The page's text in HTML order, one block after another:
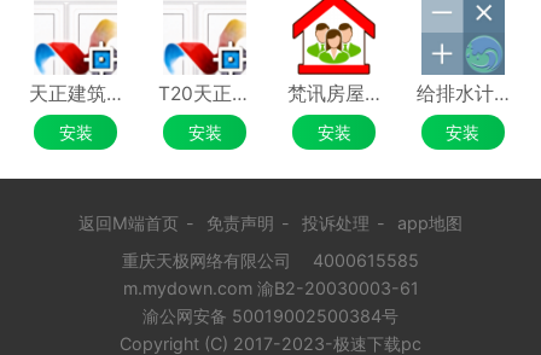
天正建筑TArch
安装
T20天正暖通软件
安装
梵讯房屋管理系统
安装
给排水计算器
安装
返回M端首页 - 免责声明 - 投诉处理 -
app地图
重庆天极网络有限公司
4000615585
m.mydown.com 渝B2-20030003-61
渝公网安备 50019002500384号
Copyright (C) 2017-2023-极速下载pc